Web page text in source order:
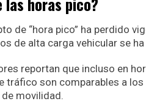
de “hora pico” ha perdido
de alta carga vehicular se
reportan que incluso en
tráfico son comparables a
movilidad.